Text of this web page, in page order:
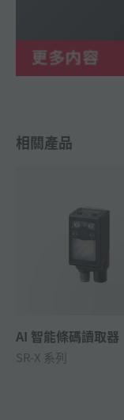
相關產品
AI 智能條碼讀取器
SR-X 系列